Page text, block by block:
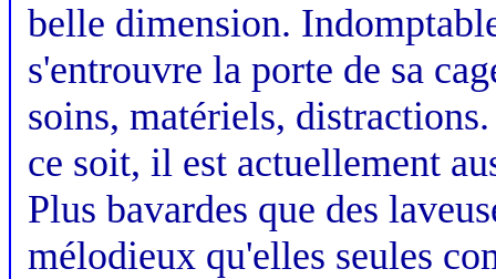
belle dimension.
s'entrouvre la porte de sa
soins, matériels,
ce soit, il est actuellement
Plus bavardes que des
mélodieux qu'elles seules